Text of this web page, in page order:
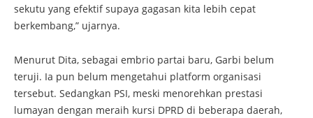
sekutu yang efektif supaya gagasan kita lebih cepat
berkembang,” ujarnya.
Menurut Dita, sebagai embrio partai baru, Garbi belum
teruji. Ia pun belum mengetahui platform organisasi
tersebut. Sedangkan PSI, meski menorehkan prestasi
lumayan dengan meraih kursi DPRD di beberapa daerah,